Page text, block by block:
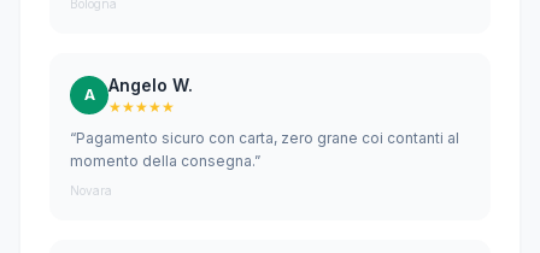
Bologna
A Angelo W.
★★★★★
“Pagamento sicuro con carta, zero grane coi contanti al
momento della consegna.”
Novara